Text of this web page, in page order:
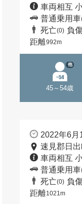
車両相互
普通乗用車
死亡(0) 負傷
距離992m
45～54歳
他
2022年6月
速見郡日
車両相互
普通乗用車
死亡(0) 負傷
距離1021m